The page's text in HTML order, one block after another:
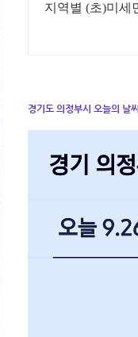
지역별 (초)미세
경기도 의정부시 오늘의